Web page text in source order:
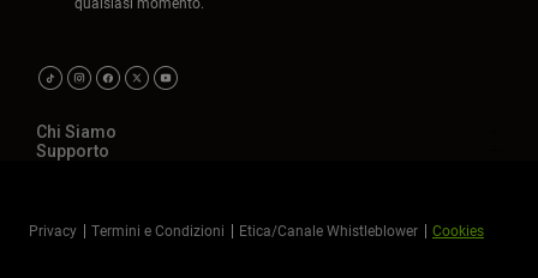
Chi Siamo
Supporto
Privacy Termini e Condizioni Etica/Canale Whistleblower Cookies